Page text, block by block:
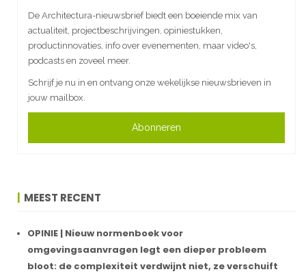
De Architectura-nieuwsbrief biedt een boeiende mix van
actualiteit, projectbeschrijvingen, opiniestukken,
productinnovaties, info over evenementen, maar video's,
podcasts en zoveel meer.
Schrijf je nu in en ontvang onze wekelijkse nieuwsbrieven in
jouw mailbox.
Abonneren
MEEST RECENT
OPINIE | Nieuw normenboek voor
omgevingsaanvragen legt een dieper probleem
bloot: de complexiteit verdwijnt niet, ze verschuift